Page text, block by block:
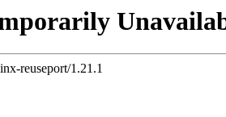
reuseport/1.21.1